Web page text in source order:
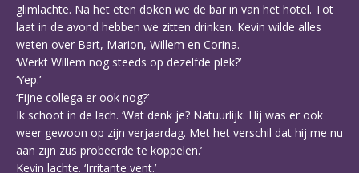
glimlachte. Na het eten doken we de bar in van het hotel. Tot
laat in de avond hebben we zitten drinken. Kevin wilde alles
weten over Bart, Marion, Willem en Corina.
‘Werkt Willem nog steeds op dezelfde plek?’
‘Yep.’
‘Fijne collega er ook nog?’
Ik schoot in de lach. ‘Wat denk je? Natuurlijk. Hij was er ook
weer gewoon op zijn verjaardag. Met het verschil dat hij me nu
aan zijn zus probeerde te koppelen.’
Kevin lachte. ‘Irritante vent.’